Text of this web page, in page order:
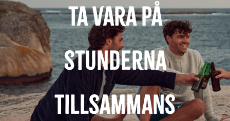
Ta vara på
stunderna
tillsammans